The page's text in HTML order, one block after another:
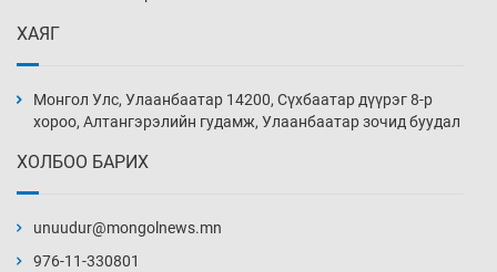
Уржигдар 13 цаг 30 мин
Уржигдар 13 цаг 00 мин
ХАЯГ
Монгол Улс, Улаанбаатар 14200, Сүхбаатар дүүрэг 8-р
хороо, Алтангэрэлийн гудамж, Улаанбаатар зочид буудал
ХОЛБОО БАРИХ
unuudur@mongolnews.mn
976-11-330801